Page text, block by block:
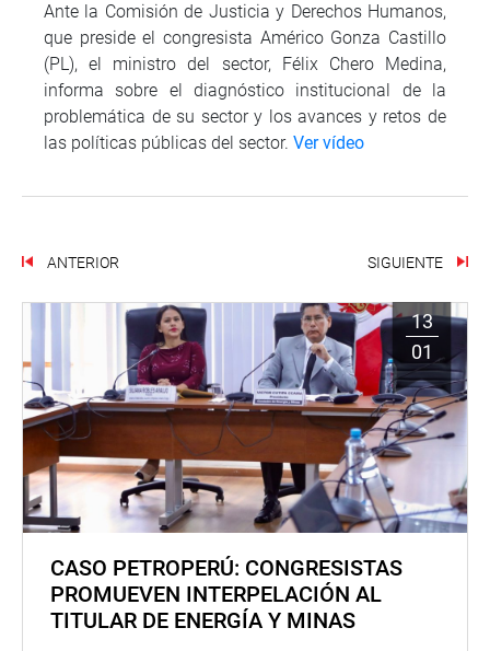
Ante la Comisión de Justicia y Derechos Humanos,
que preside el congresista Américo Gonza Castillo
(PL), el ministro del sector, Félix Chero Medina,
informa sobre el diagnóstico institucional de la
problemática de su sector y los avances y retos de
las políticas públicas del sector. Ver vídeo
ANTERIOR SIGUIENTE
13
01
CASO PETROPERÚ: CONGRESISTAS
PROMUEVEN INTERPELACIÓN AL
TITULAR DE ENERGÍA Y MINAS